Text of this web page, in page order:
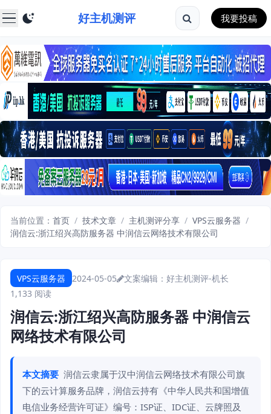
好主机测评 我要投稿
当前位置： 首页 / 技术文章 / 主机测评分享 / VPS云服务器 /
润信云:浙江绍兴高防服务器 中润信云网络技术有限公司
VPS云服务器 2024-05-05
文案编辑：好主机测评-机长
1,133 阅读
润信云:浙江绍兴高防服务器 中润信云
网络技术有限公司
本文摘要 润信云隶属于汉中润信云网络技术有限公司旗
下的云计算服务品牌，润信云持有《中华人民共和国增值
电信业务经营许可证》编号：ISP证、IDC证、云牌照及